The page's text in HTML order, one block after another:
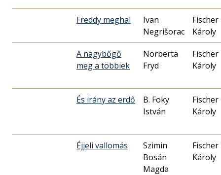
Freddy meghal
Ivan
Negrišorac
Fischer
Károly
A nagybőgő
meg a többiek
Norberta
Fryd
Fischer
Károly
És irány az erdő
B. Foky
István
Fischer
Károly
Éjjeli vallomás
Szimin
Bosán
Magda
Fischer
Károly